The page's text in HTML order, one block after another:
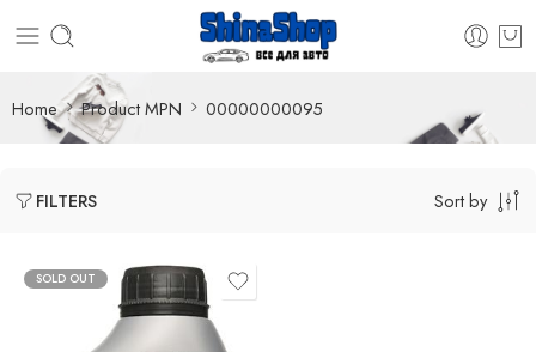
Home Product MPN 00000000095
FILTERS Sort by
SOLD OUT